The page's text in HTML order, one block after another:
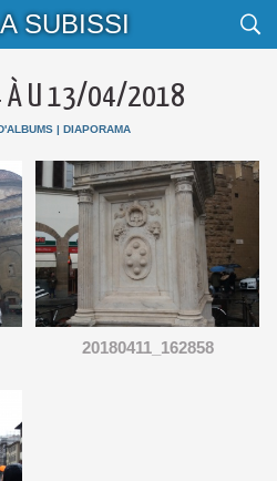
SUBISSI
À U 13/04/2018
| DIAPORAMA
20180411_162858